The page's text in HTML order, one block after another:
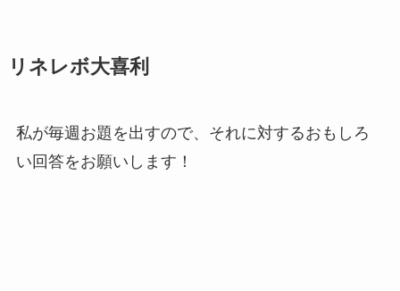
リネレボ大喜利
私が毎週お題を出すので、それに対するおもしろ
い回答をお願いします！